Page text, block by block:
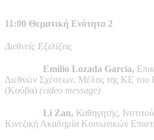
11:00 Θεματική Ενότητα 2
Διεθνείς Εξελίξεις
Emilio Lozada Garcia,
Διεθνών Σχέσεων, Μέλος της ΚΕ του
(Κούβα) (video message)
Li Zan, Καθηγητής,
Κινεζική Ακαδημία Κοινωνικών